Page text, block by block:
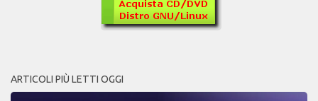
ARTICOLI PIÙ LETTI OGGI